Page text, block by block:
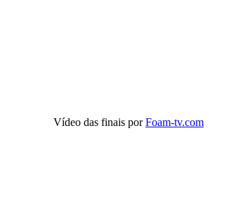
Vídeo das finais porFoam-tv.com